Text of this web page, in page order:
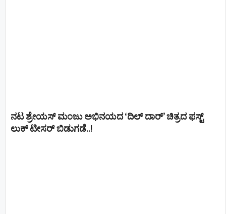
ನಟ ಶ್ರೇಯಸ್ ಮಂಜು ಅಭಿನಯದ ‘ದಿಲ್ ದಾರ್’ ಚಿತ್ರದ ಫಸ್ಟ್
ಲುಕ್ ಟೀಸರ್ ಬಿಡುಗಡೆ..!